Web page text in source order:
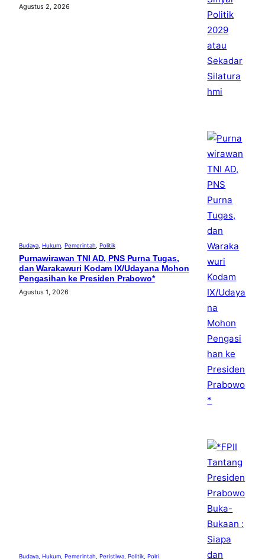
Agustus 2, 2026
Budaya Hukum Pemerintah Politik
Purnawirawan TNI AD, PNS Purna Tugas,
dan Warakawuri Kodam IX/Udayana Mohon
Pengasihan ke Presiden Prabowo*
Agustus 1, 2026
Budaya, Hukum, Pemerintah, Peristiwa, Politik, Polri